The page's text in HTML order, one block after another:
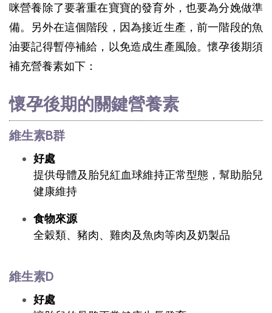
咪營養除了要著重在寶寶的發育外，也要為分娩做準
備。另外在這個階段，因為接近生產，前一階段的魚
油要記得暫停補給，以免造成生產風險。懷孕後期須
補充營養素如下：
懷孕後期的關鍵營養素
維生素B群
好處
提供母體及胎兒紅血球維持正常型態，幫助胎兒
健康維持
食物來源
全穀類、豬肉、雞肉及魚肉等肉及奶製品
維生素D
好處